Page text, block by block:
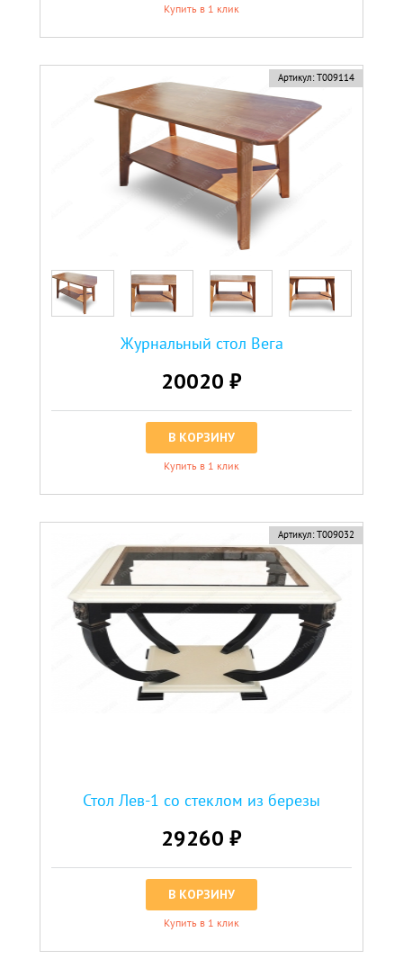
Купить в 1 клик
Артикул: Т009114
Журнальный стол Вега
20020 ₽
В КОРЗИНУ
Купить в 1 клик
Артикул: Т009032
Стол Лев-1 со стеклом из березы
29260 ₽
В КОРЗИНУ
Купить в 1 клик